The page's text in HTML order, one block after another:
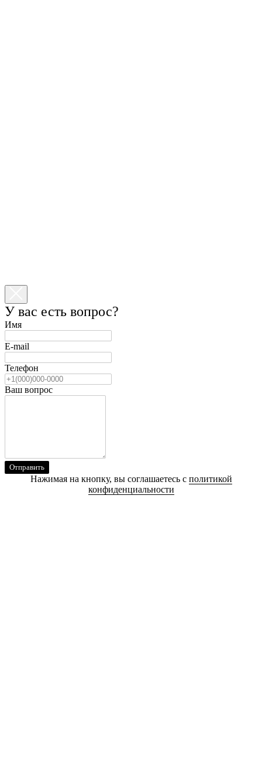
У вас есть вопрос?
Имя
E-mail
Телефон
Ваш вопрос
Отправить
Нажимая на кнопку, вы соглашаетесь с политикой
конфиденциальности